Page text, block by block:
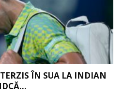
ÎN SUA LA INDIAN